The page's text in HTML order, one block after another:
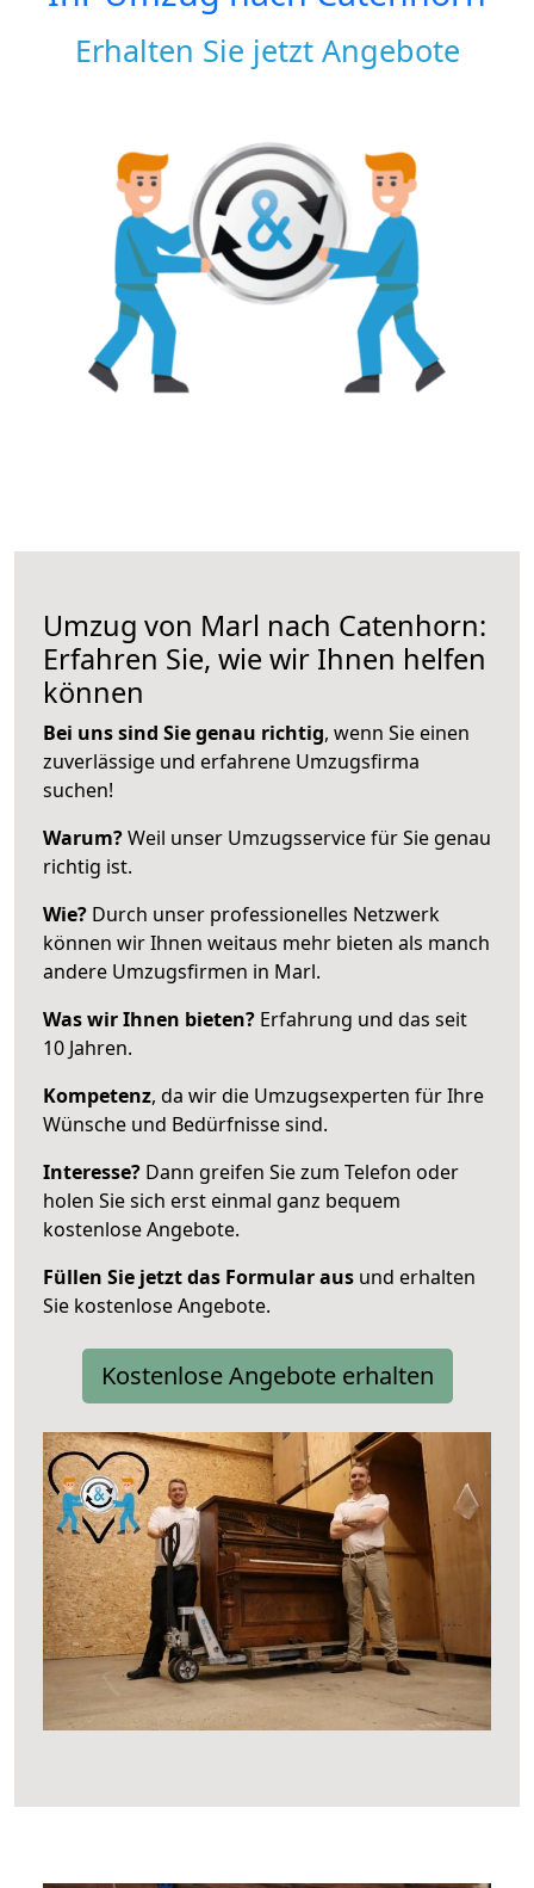
Erhalten Sie jetzt Angebote
Umzug von Marl nach Catenhorn:
Erfahren Sie, wie wir Ihnen helfen
können
Bei uns sind Sie genau richtig, wenn Sie einen
zuverlässige und erfahrene Umzugsfirma
suchen!
Warum?Weil unser Umzugsservice für Sie genau
richtig ist.
Wie? Durch unser professionelles Netzwerk
können wir Ihnen weitaus mehr bieten als manch
andere Umzugsfirmen in Marl.
Was wir Ihnen bieten? Erfahrung und das seit
10 Jahren.
Kompetenz, da wir die Umzugsexperten für Ihre
Wünsche und Bedürfnisse sind.
Interesse? Dann greifen Sie zum Telefon oder
holen Sie sich erst einmal ganz bequem
kostenlose Angebote.
Füllen Sie jetzt das Formular aus und erhalten
Sie kostenlose Angebote.
Kostenlose Angebote erhalten